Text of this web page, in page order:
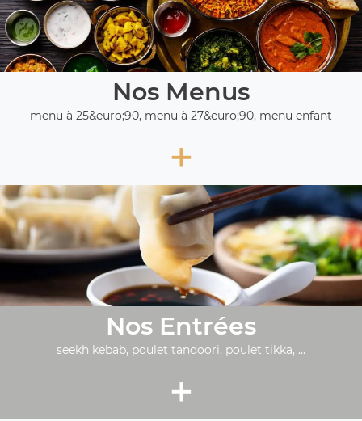
Nos Menus
menu à 25&euro;90, menu à 27&euro;90, menu enfant
+
Nos Entrées
seekh kebab, poulet tandoori, poulet tikka, ...
+